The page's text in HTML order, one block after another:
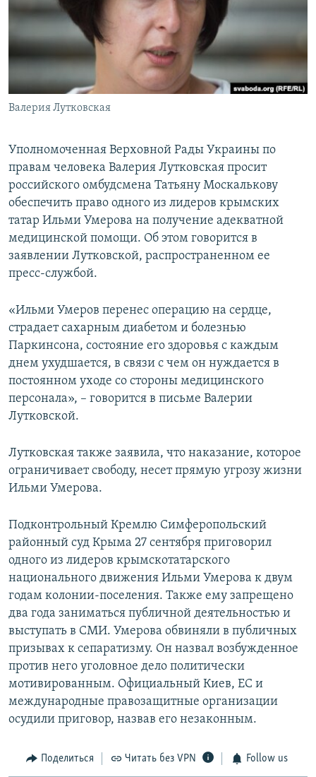
ПОБЕДИТЕЛЕЙ НЕ СУДЯТ?
КРЫМ.НЕПОКОРЕННЫЙ
ELIFBE
УКРАИНСКАЯ ПРОБЛЕМА КРЫМА
ПРИСОЕДИНЯЙТЕСЬ!
Все сайты RFE/RL
Валерия Лутковская
Уполномоченная Верховной Рады Украины по
правам человека Валерия Лутковская просит
российского омбудсмена Татьяну Москалькову
обеспечить право одного из лидеров крымских
татар Ильми Умерова на получение адекватной
медицинской помощи. Об этом говорится в
заявлении Лутковской, распространенном ее
пресс-службой.
«Ильми Умеров перенес операцию на сердце,
страдает сахарным диабетом и болезнью
Паркинсона, состояние его здоровья с каждым
днем ухудшается, в связи с чем он нуждается в
постоянном уходе со стороны медицинского
персонала», – говорится в письме Валерии
Лутковской.
Лутковская также заявила, что наказание, которое
ограничивает свободу, несет прямую угрозу жизни
Ильми Умерова.
Подконтрольный Кремлю Симферопольский
районный суд Крыма 27 сентября приговорил
одного из лидеров крымскотатарского
национального движения Ильми Умерова к двум
годам колонии-поселения. Также ему запрещено
два года заниматься публичной деятельностью и
выступать в СМИ. Умерова обвиняли в публичных
призывах к сепаратизму. Он назвал возбужденное
против него уголовное дело политически
мотивированным. Официальный Киев, ЕС и
международные правозащитные организации
осудили приговор, назвав его незаконным.
Поделиться Читать без VPN Follow us